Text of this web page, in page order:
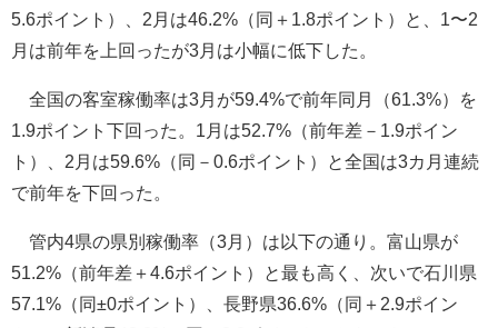
5.6ポイント）、2月は46.2%（同＋1.8ポイント）と、1〜2
月は前年を上回ったが3月は小幅に低下した。
全国の客室稼働率は3月が59.4%で前年同月（61.3%）を
1.9ポイント下回った。1月は52.7%（前年差－1.9ポイン
ト）、2月は59.6%（同－0.6ポイント）と全国は3カ月連続
で前年を下回った。
管内4県の県別稼働率（3月）は以下の通り。富山県が
51.2%（前年差＋4.6ポイント）と最も高く、次いで石川県
57.1%（同±0ポイント）、長野県36.6%（同＋2.9ポイン